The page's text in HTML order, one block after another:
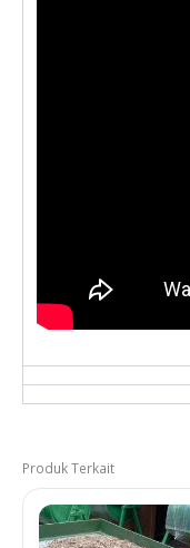
Produk Terkait